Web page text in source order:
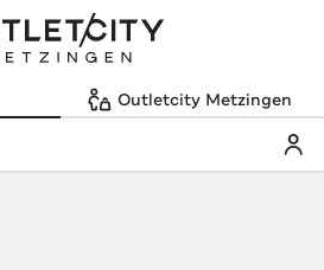
Outletcity Metzingen